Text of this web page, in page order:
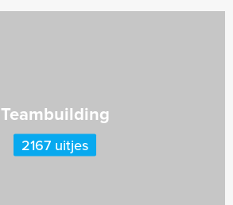
Teambuilding
2167 uitjes